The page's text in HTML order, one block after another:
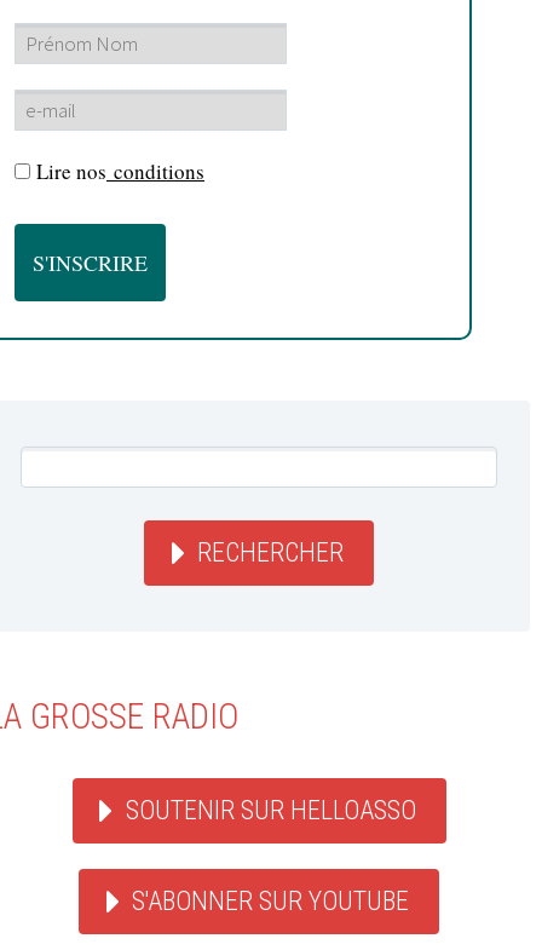
Lire nos conditions
RECHERCHER
GROSSE RADIO
SOUTENIR SUR HELLOASSO
S'ABONNER SUR YOUTUBE